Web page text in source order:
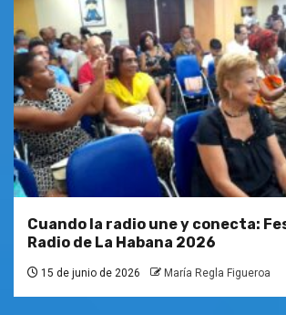
Cuando la radio une y conecta:
Radio de La Habana 2026
15 de junio de 2026 María Regla Figueroa